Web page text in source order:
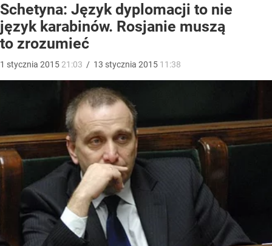
Schetyna: Język dyplomacji to nie
język karabinów. Rosjanie muszą
to zrozumieć
1 stycznia 2015 21:03 / 13 stycznia 2015 11:38